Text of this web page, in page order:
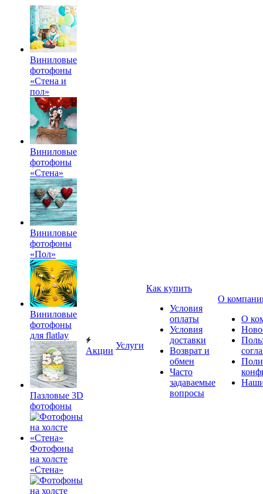
Виниловые
фотофоны
«Стена и
пол»
Виниловые
фотофоны
«Стена»
Виниловые
фотофоны
«Пол»
Виниловые
фотофоны
для flatlay
Пазловые 3D
фотофоны
Фотофоны
на холсте
«Стена»
Акции
Услуги
Как купить
Условия
оплаты
Условия
доставки
Возврат и
обмен
Часто
задаваемые
вопросы
О
О